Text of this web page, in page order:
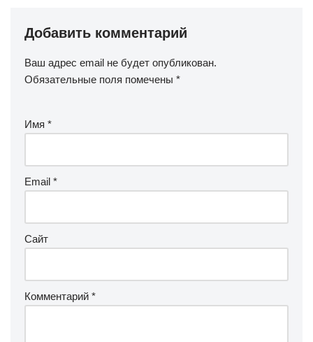
Добавить комментарий
Ваш адрес email не будет опубликован.
Обязательные поля помечены *
Имя *
Email *
Сайт
Комментарий *